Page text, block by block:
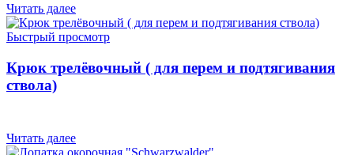
Читать далее
Быстрый просмотр
Крюк трелёвочный ( для перем и подтягивания
ствола)
Читать далее